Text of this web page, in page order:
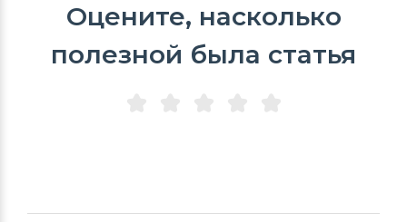
Оцените, насколько
полезной была статья